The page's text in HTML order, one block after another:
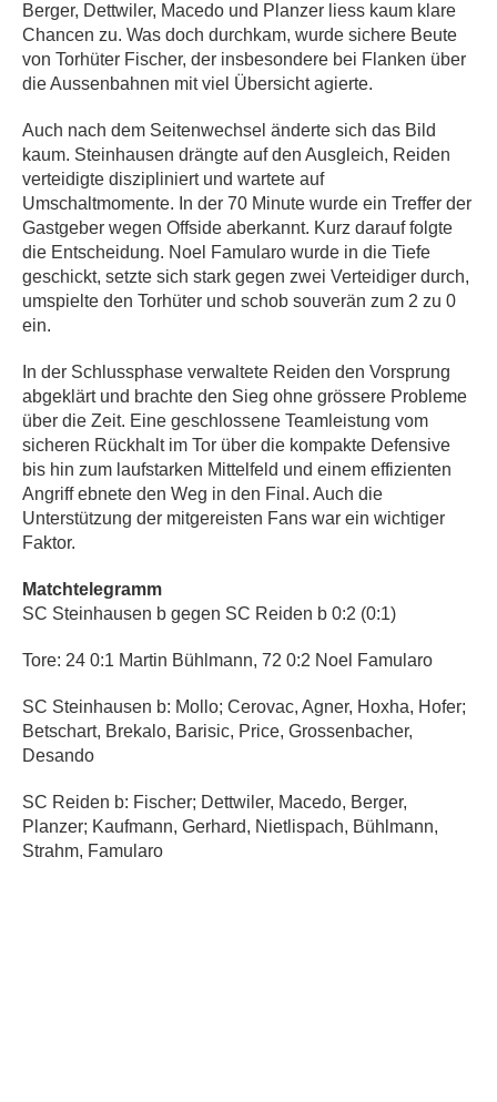
Berger, Dettwiler, Macedo und Planzer liess kaum klare
Chancen zu. Was doch durchkam, wurde sichere Beute
von Torhüter Fischer, der insbesondere bei Flanken über
die Aussenbahnen mit viel Übersicht agierte.
Auch nach dem Seitenwechsel änderte sich das Bild
kaum. Steinhausen drängte auf den Ausgleich, Reiden
verteidigte diszipliniert und wartete auf
Umschaltmomente. In der 70 Minute wurde ein Treffer der
Gastgeber wegen Offside aberkannt. Kurz darauf folgte
die Entscheidung. Noel Famularo wurde in die Tiefe
geschickt, setzte sich stark gegen zwei Verteidiger durch,
umspielte den Torhüter und schob souverän zum 2 zu 0
ein.
In der Schlussphase verwaltete Reiden den Vorsprung
abgeklärt und brachte den Sieg ohne grössere Probleme
über die Zeit. Eine geschlossene Teamleistung vom
sicheren Rückhalt im Tor über die kompakte Defensive
bis hin zum laufstarken Mittelfeld und einem effizienten
Angriff ebnete den Weg in den Final. Auch die
Unterstützung der mitgereisten Fans war ein wichtiger
Faktor.
Matchtelegramm
SC Steinhausen b gegen SC Reiden b 0:2 (0:1)
Tore: 24 0:1 Martin Bühlmann, 72 0:2 Noel Famularo
SC Steinhausen b: Mollo; Cerovac, Agner, Hoxha, Hofer;
Betschart, Brekalo, Barisic, Price, Grossenbacher,
Desando
SC Reiden b: Fischer; Dettwiler, Macedo, Berger,
Planzer; Kaufmann, Gerhard, Nietlispach, Bühlmann,
Strahm, Famularo